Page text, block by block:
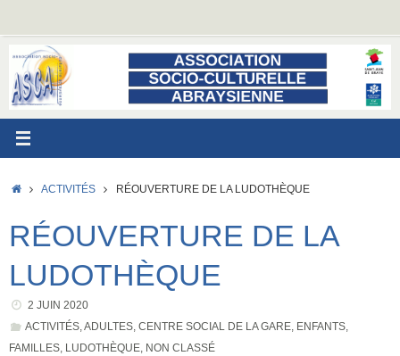
contenu
ACCUEIL
ACTIVITÉS RÉOUVERTURE DE LA LUDOTHÈQUE
RÉOUVERTURE DE LA
LUDOTHÈQUE
2 JUIN 2020
ACTIVITÉS, ADULTES, CENTRE SOCIAL DE LA GARE, ENFANTS,
FAMILLES LUDOTHÈQUE NON CLASSÉ